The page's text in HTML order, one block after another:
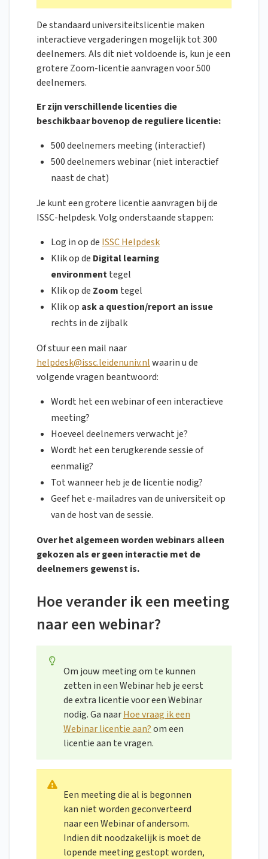
De standaard universiteitslicentie maken
interactieve vergaderingen mogelijk tot 300
deelnemers. Als dit niet voldoende is, kun je een
grotere Zoom-licentie aanvragen voor 500
deelnemers.
Er zijn verschillende licenties die
beschikbaar bovenop de reguliere licentie:
500 deelnemers meeting (interactief)
500 deelnemers webinar (niet interactief
naast de chat)
Je kunt een grotere licentie aanvragen bij de
ISSC-helpdesk. Volg onderstaande stappen:
Log in op de ISSC Helpdesk
Klik op de Digital learning
environmenttegel
Klik op de Zoom tegel
Klik op ask a question/report an issue
rechts in de zijbalk
Of stuur een mail naar
helpdesk@issc.leidenuniv.nlwaarin u de
volgende vragen beantwoord:
Wordt het een webinar of een interactieve
meeting?
Hoeveel deelnemers verwacht je?
Wordt het een terugkerende sessie of
eenmalig?
Tot wanneer heb je de licentie nodig?
Geef het e-mailadres van de universiteit op
van de host van de sessie.
Over het algemeen worden webinars alleen
gekozen als er geen interactie met de
deelnemers gewenst is.
Hoe verander ik een meeting
naar een webinar?
Om jouw meeting om te kunnen
zetten in een Webinar heb je eerst
de extra licentie voor een Webinar
nodig. Ga naarHoe vraag ik een
Webinar licentie aan?om een
licentie aan te vragen.
Een meeting die al is begonnen
kan niet worden geconverteerd
naar een Webinar of andersom.
Indien dit noodzakelijk is moet de
lopende meeting gestopt worden,